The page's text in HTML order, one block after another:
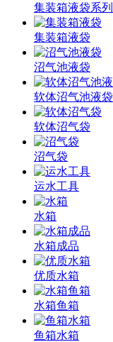
集装箱液袋系列
集装箱液袋
沼气池液袋
软体沼气池液袋
软体沼气袋
沼气袋
运水工具
水箱
水箱成品
优质水箱
水箱鱼箱
鱼箱水箱